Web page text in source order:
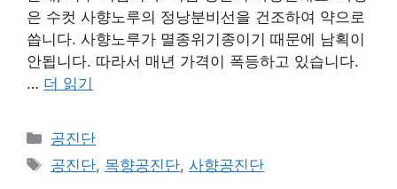
은 수컷 사향노루의 정낭분비선을 건조하여 약으로
씁니다. 사향노루가 멸종위기종이기 때문에 남획이
안됩니다. 따라서 매년 가격이 폭등하고 있습니다.
… 더 읽기
카
테
고
공진단
태
공진단, 목향공진단,사향공진단